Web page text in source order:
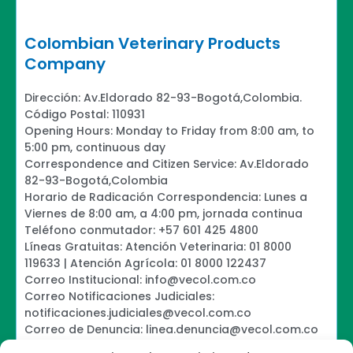
Colombian Veterinary Products
Company
Dirección: Av.Eldorado 82-93-Bogotá,Colombia.
Código Postal: 110931
Opening Hours: Monday to Friday from 8:00 am, to
5:00 pm, continuous day
Correspondence and Citizen Service: Av.Eldorado
82-93-Bogotá,Colombia
Horario de Radicación Correspondencia: Lunes a
Viernes de 8:00 am, a 4:00 pm, jornada continua
Teléfono conmutador: +57 601 425 4800
Líneas Gratuitas: Atención Veterinaria: 01 8000
119633 | Atención Agrícola: 01 8000 122437
Correo Institucional: info@vecol.com.co
Correo Notificaciones Judiciales:
notificaciones.judiciales@vecol.com.co
Correo de Denuncia: linea.denuncia@vecol.com.co